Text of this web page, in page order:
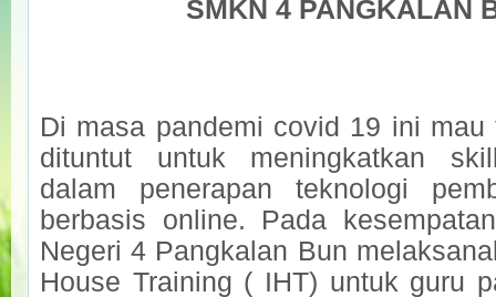
SMKN 4 PANGKALAN
Di masa pandemi covid 19 ini mau
dituntut untuk meningkatkan
dalam penerapan teknologi
berbasis online. Pada
Negeri 4 Pangkalan Bun
House Training ( IHT) untuk guru